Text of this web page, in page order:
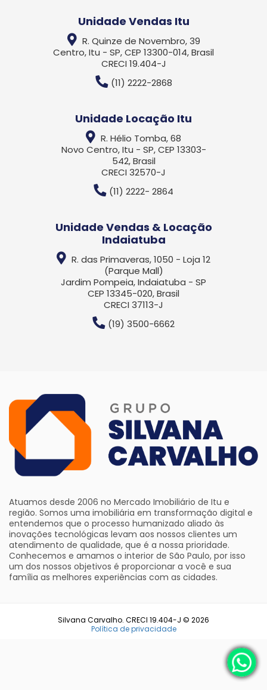
Unidade Vendas Itu
R. Quinze de Novembro, 39
Centro, Itu - SP, CEP 13300-014, Brasil
CRECI 19.404-J
(11) 2222-2868
Unidade Locação Itu
R. Hélio Tomba, 68
Novo Centro, Itu - SP, CEP 13303-
542, Brasil
CRECI 32570-J
(11) 2222- 2864
Unidade Vendas & Locação
Indaiatuba
R. das Primaveras, 1050 - Loja 12
(Parque Mall)
Jardim Pompeia, Indaiatuba - SP
CEP 13345-020, Brasil
CRECI 37113-J
(19) 3500-6662
Atuamos desde 2006 no Mercado Imobiliário de Itu e
região. Somos uma imobiliária em transformação digital e
entendemos que o processo humanizado aliado às
inovações tecnológicas levam aos nossos clientes um
atendimento de qualidade, que é a nossa prioridade.
Conhecemos e amamos o interior de São Paulo, por isso
um dos nossos objetivos é proporcionar a você e sua
família as melhores experiências com as cidades.
Silvana Carvalho. CRECI 19.404-J © 2026
Política de privacidade